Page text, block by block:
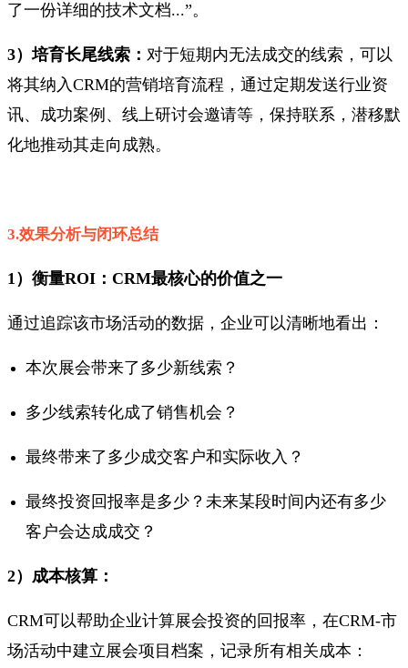
了一份详细的技术文档...”。
3）培育长尾线索： 对于短期内无法成交的线索，可以
将其纳入CRM的营销培育流程，通过定期发送行业资
讯、成功案例、线上研讨会邀请等，保持联系，潜移默
化地推动其走向成熟。
3.效果分析与闭环总结
1）衡量ROI：CRM最核心的价值之一
通过追踪该市场活动的数据，企业可以清晰地看出：
本次展会带来了多少新线索？
多少线索转化成了销售机会？
最终带来了多少成交客户和实际收入？
最终投资回报率是多少？未来某段时间内还有多少
客户会达成成交？
2）成本核算：
CRM可以帮助企业计算展会投资的回报率，在CRM-市
场活动中建立展会项目档案，记录所有相关成本：